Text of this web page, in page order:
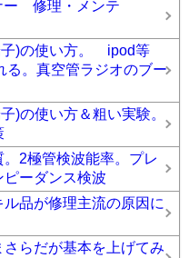
ナー 修理・メンテ
子)の使い方。 ipod等
る。真空管ラジオのブー
)の使い方＆粗い実験。
2極管検波能率。プレ
ーダンス検波
品が修理主流の原因に
らだが基本を上げてみ